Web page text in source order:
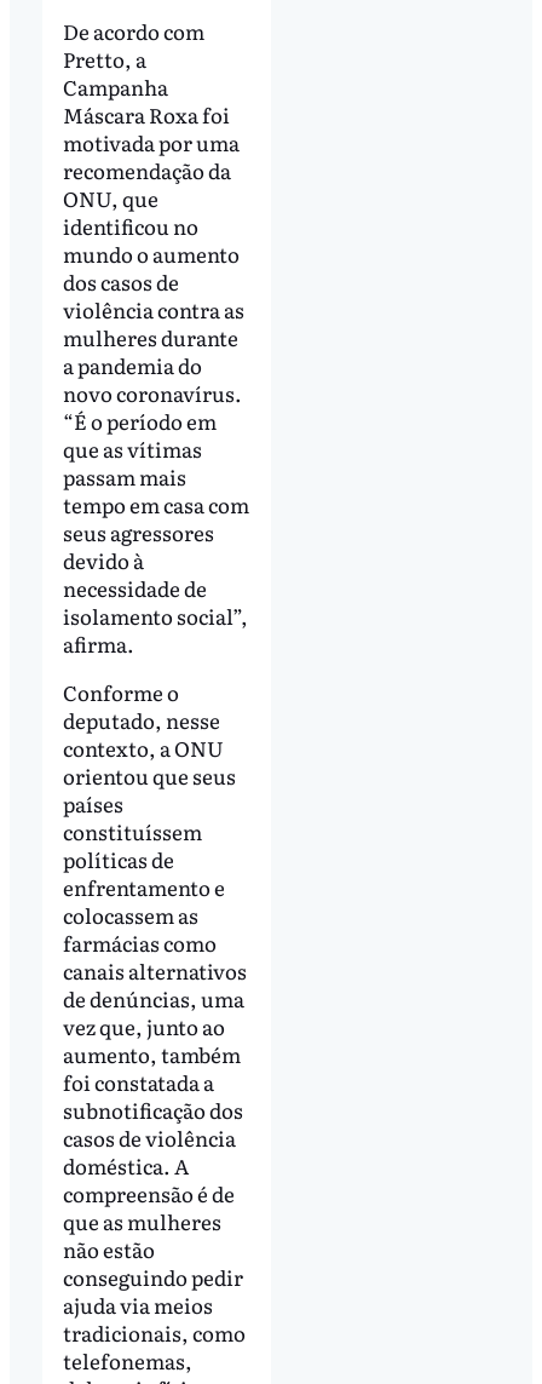
De acordo com
Pretto, a
Campanha
Máscara Roxa foi
motivada por uma
recomendação da
ONU, que
identificou no
mundo o aumento
dos casos de
violência contra as
mulheres durante
a pandemia do
novo coronavírus.
“É o período em
que as vítimas
passam mais
tempo em casa com
seus agressores
devido à
necessidade de
isolamento social”,
afirma.
Conforme o
deputado, nesse
contexto, a ONU
orientou que seus
países
constituíssem
políticas de
enfrentamento e
colocassem as
farmácias como
canais alternativos
de denúncias, uma
vez que, junto ao
aumento, também
foi constatada a
subnotificação dos
casos de violência
doméstica. A
compreensão é de
que as mulheres
não estão
conseguindo pedir
ajuda via meios
tradicionais, como
telefonemas,